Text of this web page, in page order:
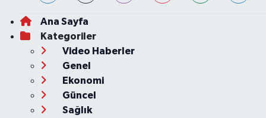
Ana Sayfa
Kategoriler
Video Haberler
Genel
Ekonomi
Güncel
Sağlık